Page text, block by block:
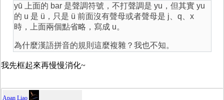
yū 上面的 bar 是聲調符號，不打聲調是 yu，但其實 yu
的 u 是 ü，只是 ü 前面沒有聲母或者聲母是 j、q、x
時，上面兩個點省略，寫成 u。
為什麼漢語拼音的規則這麼複雜？我也不知。
我先框起來再慢慢消化~
Apan Liao